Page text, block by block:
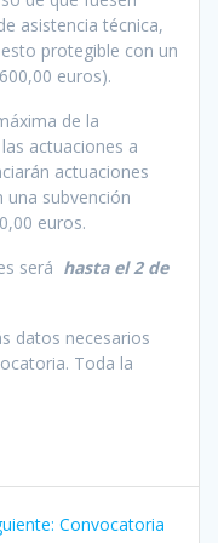
asistencia técnica,
protegible con un
euros).
de la
actuaciones a
actuaciones
una subvención
euros.
será hasta el 2 de
datos necesarios
Toda la
Siguiente
Convocatoria